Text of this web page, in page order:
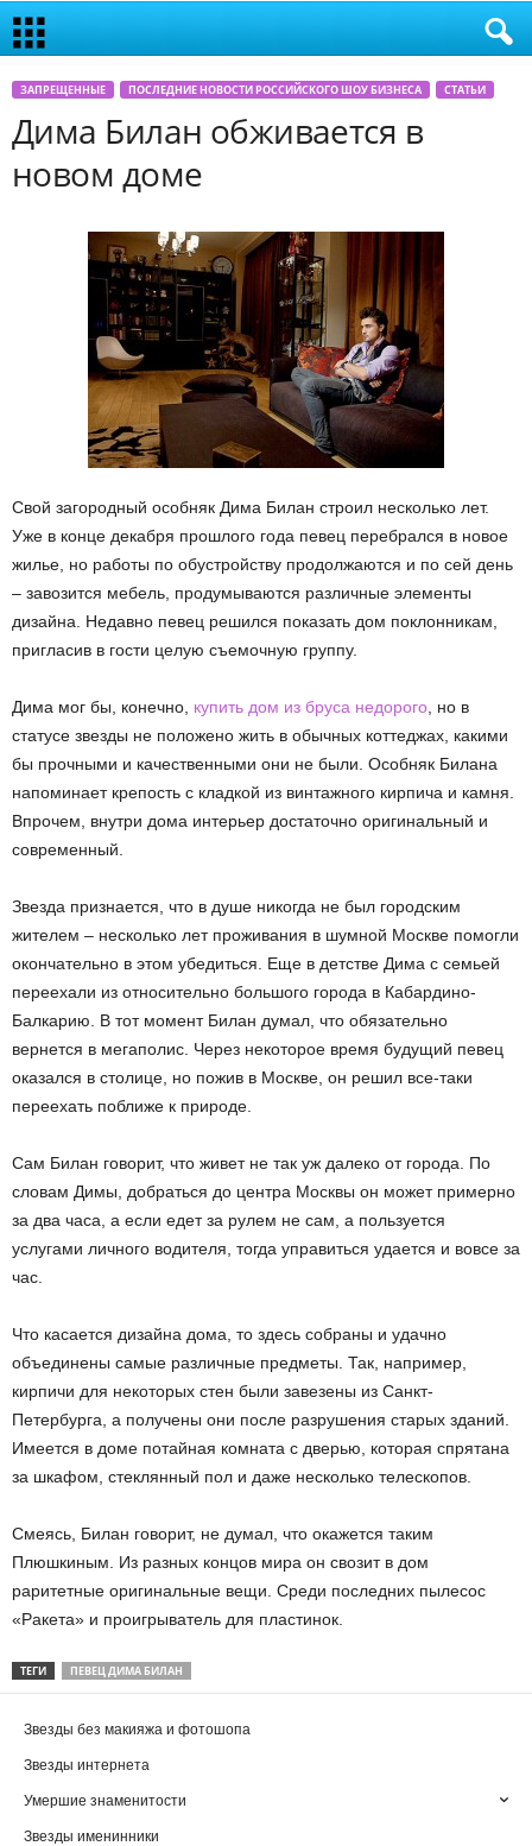
ЗАПРЕЩЕННЫЕ ПОСЛЕДНИЕ НОВОСТИ РОССИЙСКОГО ШОУ БИЗНЕСА СТАТЬИ
Дима Билан обживается в
новом доме
Свой загородный особняк Дима Билан строил несколько лет.
Уже в конце декабря прошлого года певец перебрался в новое
жилье, но работы по обустройству продолжаются и по сей день
– завозится мебель, продумываются различные элементы
дизайна. Недавно певец решился показать дом поклонникам,
пригласив в гости целую съемочную группу.
Дима мог бы, конечно, купить дом из бруса недорого , но в
статусе звезды не положено жить в обычных коттеджах, какими
бы прочными и качественными они не были. Особняк Билана
напоминает крепость с кладкой из винтажного кирпича и камня.
Впрочем, внутри дома интерьер достаточно оригинальный и
современный.
Звезда признается, что в душе никогда не был городским
жителем – несколько лет проживания в шумной Москве помогли
окончательно в этом убедиться. Еще в детстве Дима с семьей
переехали из относительно большого города в Кабардино-
Балкарию. В тот момент Билан думал, что обязательно
вернется в мегаполис. Через некоторое время будущий певец
оказался в столице, но пожив в Москве, он решил все-таки
переехать поближе к природе.
Сам Билан говорит, что живет не так уж далеко от города. По
словам Димы, добраться до центра Москвы он может примерно
за два часа, а если едет за рулем не сам, а пользуется
услугами личного водителя, тогда управиться удается и вовсе за
час.
Что касается дизайна дома, то здесь собраны и удачно
объединены самые различные предметы. Так, например,
кирпичи для некоторых стен были завезены из Санкт-
Петербурга, а получены они после разрушения старых зданий.
Имеется в доме потайная комната с дверью, которая спрятана
за шкафом, стеклянный пол и даже несколько телескопов.
Смеясь, Билан говорит, не думал, что окажется таким
Плюшкиным. Из разных концов мира он свозит в дом
раритетные оригинальные вещи. Среди последних пылесос
«Ракета» и проигрыватель для пластинок.
ТЕГИ ПЕВЕЦ ДИМА БИЛАН
Звезды без макияжа и фотошопа
Звезды интернета
Умершие знаменитости
Звезды именинники